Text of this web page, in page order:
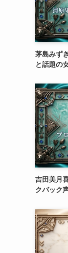
茅島みず
と話題の
吉田美月
クバック